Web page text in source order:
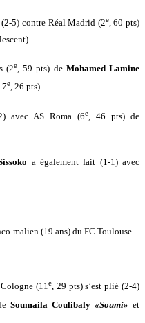
(2-5) contre Réal Madrid (2e, 60 pts)
(2e , 59 pts) de Mohamed Lamine
e, 26 pts).
avec AS Roma (6e
, 46 pts) de
a également fait (1-1) avec
malien (19 ans) du FC Toulouse
(11e, 29 pts) s’est plié (2-4)
Soumaila Coulibaly «Soumi» et